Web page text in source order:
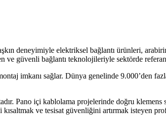
deneyimiyle elektriksel bağlantı ürünleri,
ve güvenli bağlantı teknolojileriyle sektörde
imkanı sağlar. Dünya genelinde 9.000’den
Pano içi kablolama projelerinde doğru klemens
ve tesisat güvenliğini artırmak isteyen